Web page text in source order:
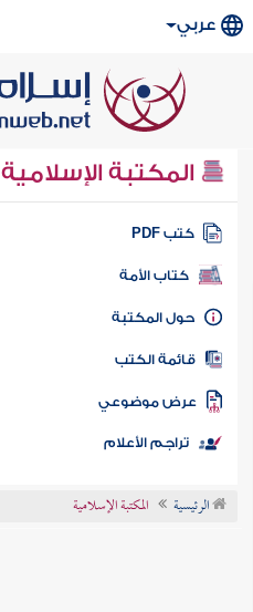
عربي
المكتبة الإسلامية
كتب PDF
كتاب الأمة
المكتبة
الكتب
موضوعي
تراجم الأعلام
الرئيسية المكتبة الإسلامية